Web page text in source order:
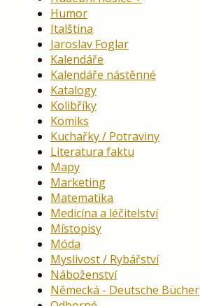
Humor
Italština
Jaroslav Foglar
Kalendáře
Kalendáře nástěnné
Katalogy
Kolibříky
Komiks
Kuchařky / Potraviny
Literatura faktu
Mapy
Marketing
Matematika
Medicína a léčitelství
Místopisy
Móda
Myslivost / Rybářství
Náboženství
Německá - Deutsche Bücher